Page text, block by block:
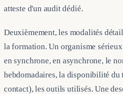
atteste d'un audit dédié.
Deuxièmement, les modalités
la formation. Un organisme
en synchrone, en asynchrone, le
hebdomadaires, la disponibilité du
contact), les outils utilisés. Une